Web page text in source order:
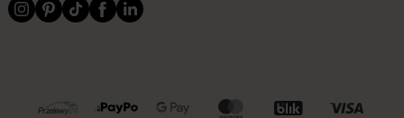
OBSŁUGIWANE FORMY PŁATNOŚCI I DOSTAWY